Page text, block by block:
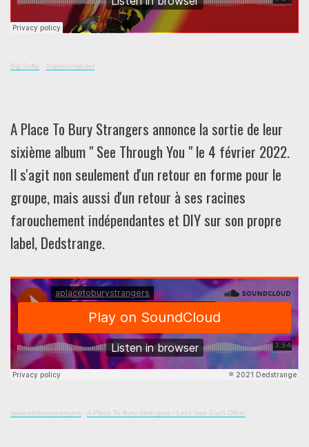
Big Softy · Supercomputer
A Place To Bury Strangers annonce la sortie de leur
sixième album " See Through You " le 4 février 2022.
Il s'agit non seulement d'un retour en forme pour le
groupe, mais aussi d'un retour à ses racines
farouchement indépendantes et DIY sur son propre
label, Dedstrange.
aplacetoburystrangers · A Place To Bury Strangers - Let's See Each Other